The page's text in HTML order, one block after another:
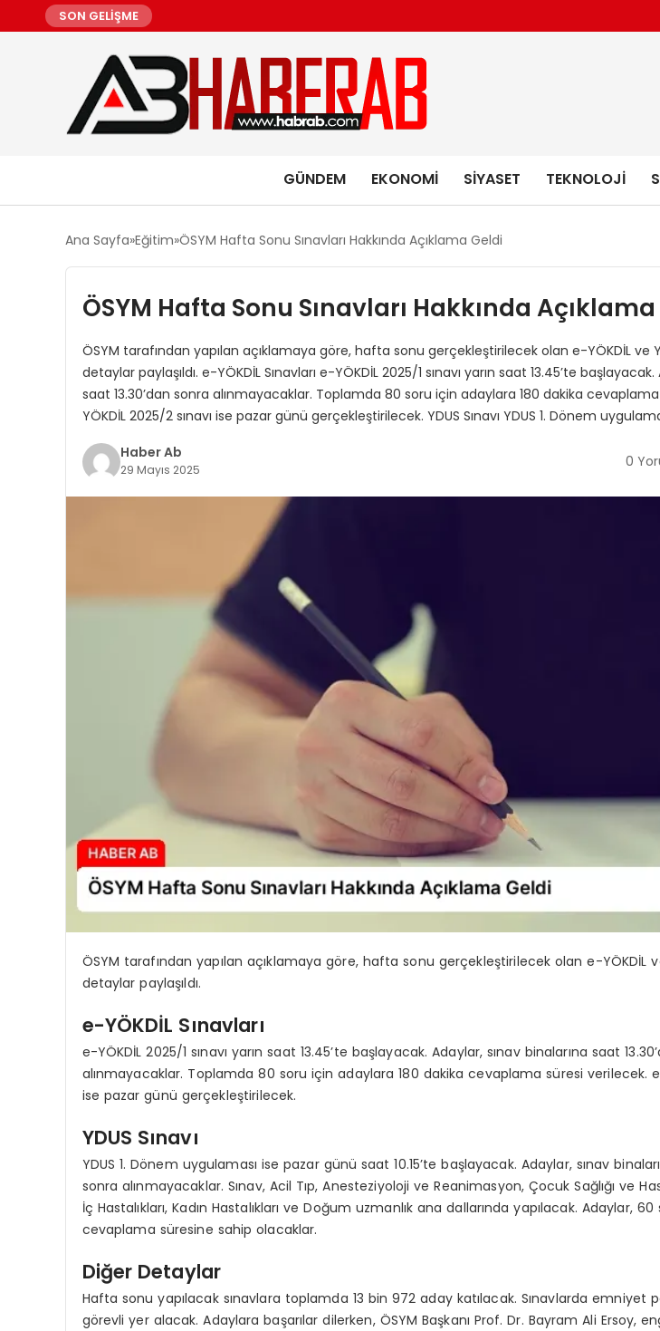
SON GELİŞME
GÜNDEM EKONOMI SIYASET TEKNOLOJI
Ana Sayfa Eğitim ÖSYM Hafta Sonu Sınavları Hakkında Açıklama Geldi
ÖSYM Hafta Sonu Sınavları Hakkında
ÖSYM tarafından yapılan açıklamaya göre, hafta sonu gerçekleştirilecek olan e-YÖKDİL ve
detaylar paylaşıldı. e-YÖKDİL Sınavları e-YÖKDİL 2025/1 sınavı yarın saat 13.45’te
saat 13.30’dan sonra alınmayacaklar. Toplamda 80 soru için adaylara 180 dakika
YÖKDİL 2025/2 sınavı ise pazar günü gerçekleştirilecek. YDUS Sınavı YDUS 1. Dönem
Haber Ab
29 Mayıs 2025 0
ÖSYM tarafından yapılan açıklamaya göre, hafta sonu gerçekleştirilecek olan e-YÖKDİL
detaylar paylaşıldı.
e-YÖKDİL Sınavları
e-YÖKDİL 2025/1 sınavı yarın saat 13.45’te başlayacak. Adaylar, sınav binalarına saat
alınmayacaklar. Toplamda 80 soru için adaylara 180 dakika cevaplama süresi verilecek. e-
ise pazar günü gerçekleştirilecek.
YDUS Sınavı
YDUS 1. Dönem uygulaması ise pazar günü saat 10.15’te başlayacak. Adaylar, sınav
sonra alınmayacaklar. Sınav, Acil Tıp, Anesteziyoloji ve Reanimasyon, Çocuk Sağlığı ve
İç Hastalıkları, Kadın Hastalıkları ve Doğum uzmanlık ana dallarında yapılacak. Adaylar,
cevaplama süresine sahip olacaklar.
Diğer Detaylar
Hafta sonu yapılacak sınavlara toplamda 13 bin 972 aday katılacak. Sınavlarda emniyet
görevli yer alacak. Adaylara başarılar dilerken, ÖSYM Başkanı Prof. Dr. Bayram Ali Ersoy,